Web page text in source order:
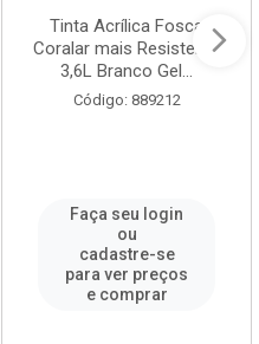
Tinta Acrílica Fosca
Coralar mais Resistente
3,6L Branco Gel...
Código: 889212
Faça seu login
ou
cadastre-se
para ver preços
e comprar